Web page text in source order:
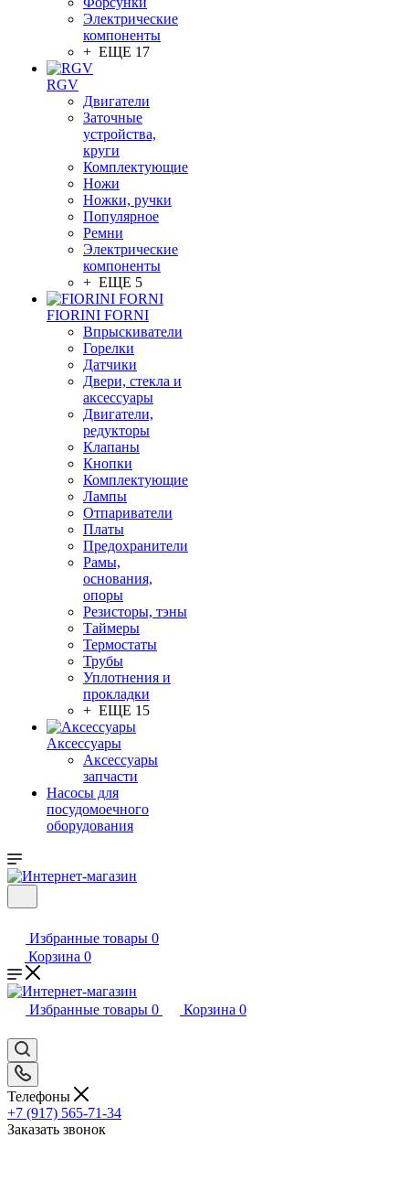
Электрические
компоненты
+ ЕЩЕ 17
RGV
Двигатели
Заточные
устройства,
круги
Комплектующие
Ножи
Ножки, ручки
Популярное
Ремни
Электрические
компоненты
+ ЕЩЕ 5
FIORINI FORNI
Впрыскиватели
Горелки
Датчики
Двери, стекла и
аксессуары
Двигатели,
редукторы
Клапаны
Кнопки
Комплектующие
Лампы
Отпариватели
Платы
Предохранители
Рамы,
основания,
опоры
Резисторы, тэны
Таймеры
Термостаты
Трубы
Уплотнения и
прокладки
+ ЕЩЕ 15
Аксессуары
Аксессуары
запчасти
Насосы для
посудомоечного
оборудования
Избранные товары 0
Корзина 0
Избранные товары 0 Корзина 0
Телефоны
+7 (917) 565-71-34
Заказать звонок